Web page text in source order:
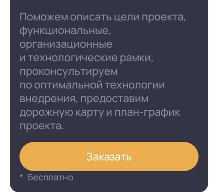
Поможем описать цели проекта,
функциональные,
организационные
и технологические рамки,
проконсультируем
по оптимальной технологии
внедрения, предоставим
дорожную карту и план-график
проекта.
Заказать
Бесплатно